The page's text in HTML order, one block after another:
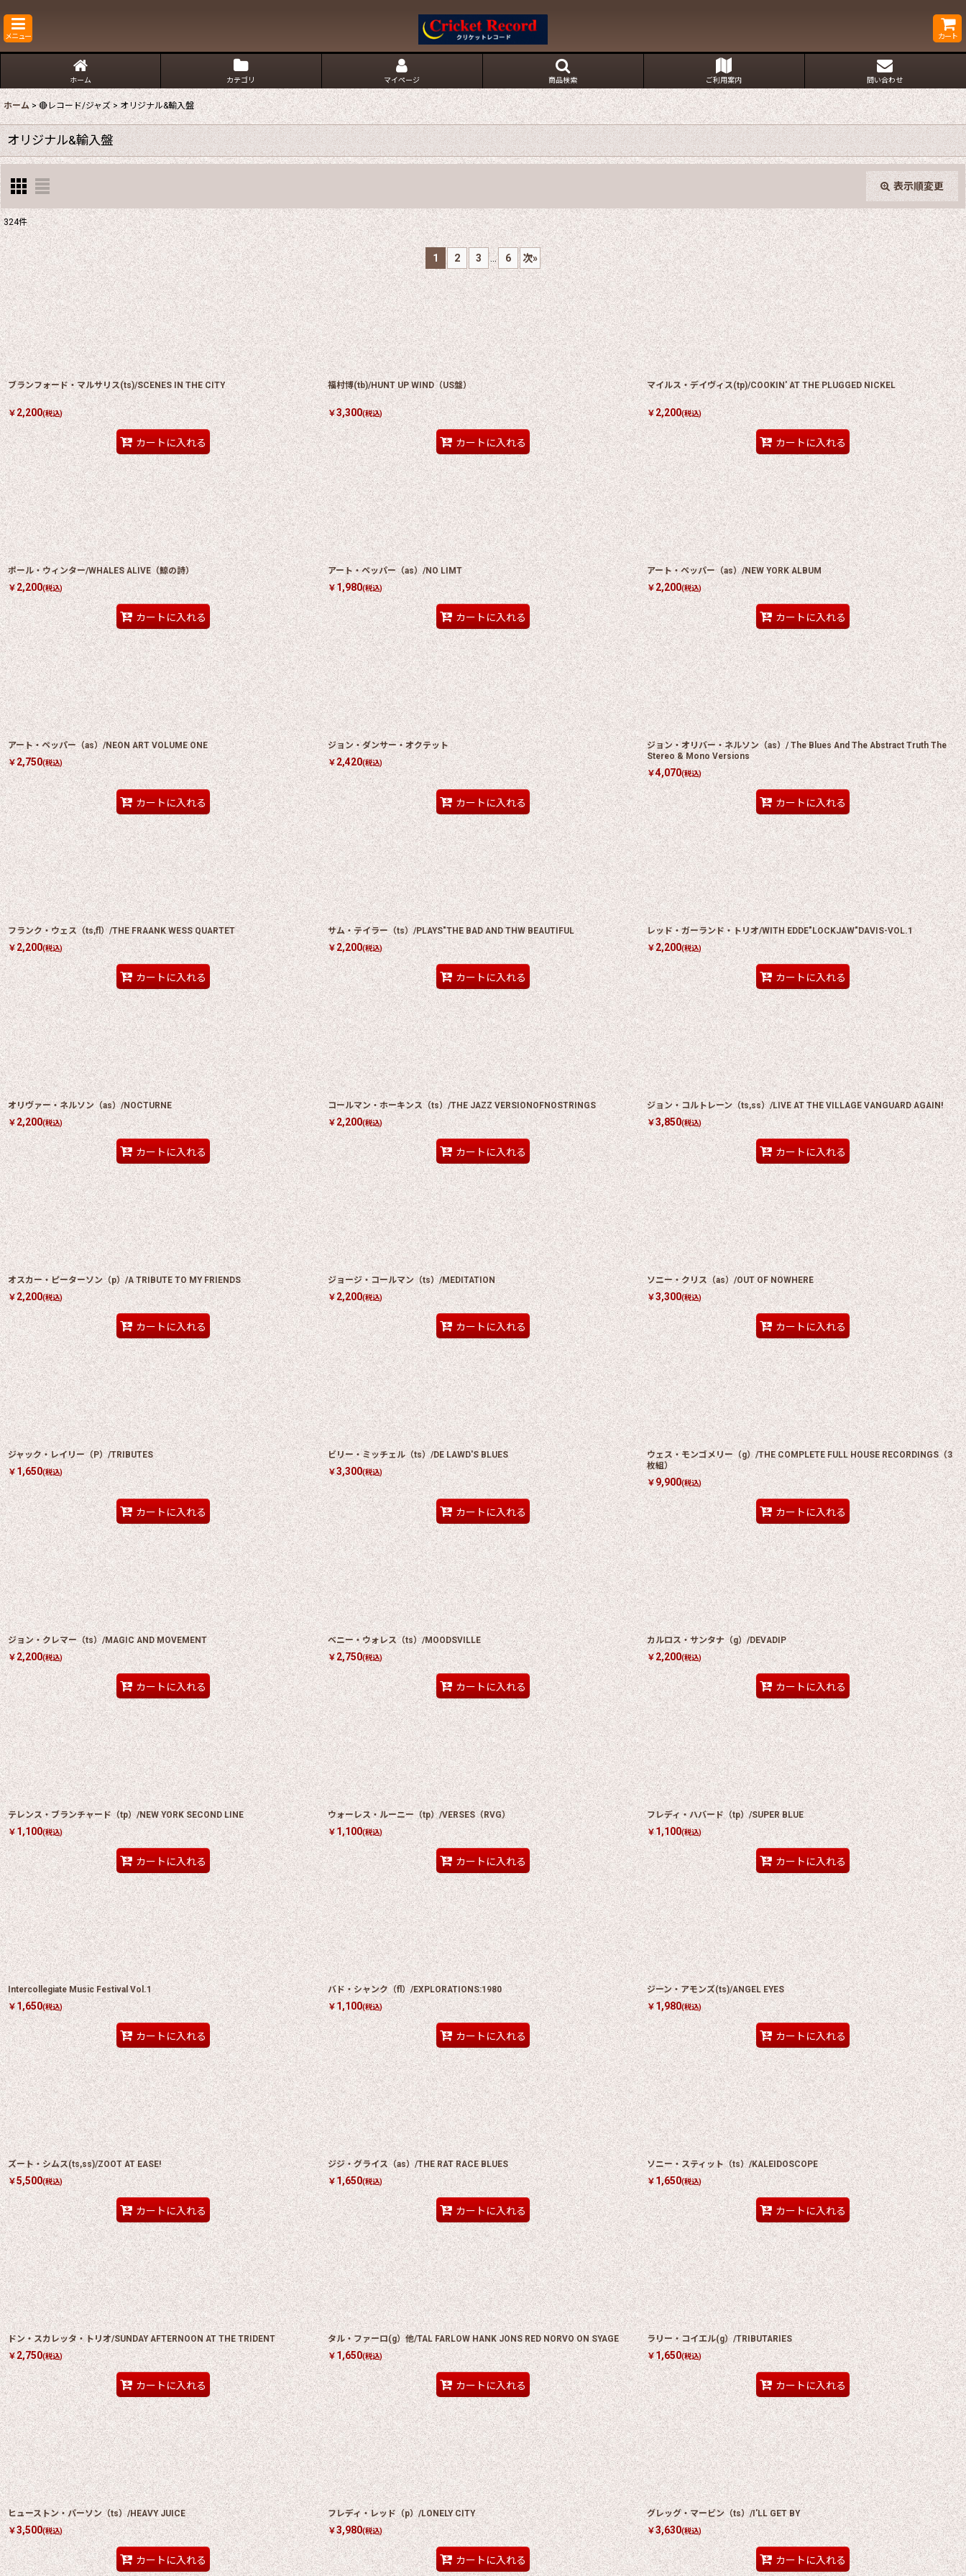
メニュー カート
ホーム カテゴリ マイページ 商品検索 ご利用案内 問い合わせ
ホーム > 🔴レコード/ジャズ > オリジナル&輸入盤
オリジナル&輸入盤
表示順変更
表示数:
並び順:
絞り込む
閉じる
324件
1 2 3 ... 6 次»
ブランフォード・マルサリス(ts)/SCENES IN THE CITY
￥ 2,200(税込)
カートに入れる
福村博(tb)/HUNT UP WIND（US盤）
￥3,300(税込)
カートに入れる
マイルス・デイヴィス(tp)/COOKIN' AT THE PLUGGED NICKEL
￥2,200(税込)
カートに入れる
ポール・ウィンター/WHALES ALIVE（鯨の詩）
￥2,200(税込)
カートに入れる
アート・ペッパー（as）/NO LIMT
￥1,980(税込)
カートに入れる
アート・ペッパー（as）/NEW YORK ALBUM
￥2,200(税込)
カートに入れる
アート・ペッパー（as）/NEON ART VOLUME ONE
￥2,750(税込)
カートに入れる
ジョン・ダンサー・オクテット
￥2,420(税込)
カートに入れる
ジョン・オリバー・ネルソン（as）/ The Blues And The Abstract Truth The
Stereo & Mono Versions
￥4,070(税込)
カートに入れる
フランク・ウェス（ts,fl）/THE FRAANK WESS QUARTET
￥2,200(税込)
カートに入れる
サム・テイラー（ts）/PLAYS"THE BAD AND THW BEAUTIFUL
￥2,200(税込)
カートに入れる
レッド・ガーランド・トリオ/WITH EDDE"LOCKJAW"DAVIS-VOL.1
￥2,200(税込)
カートに入れる
オリヴァー・ネルソン（as）/NOCTURNE
￥ 2,200(税込)
カートに入れる
コールマン・ホーキンス（ts）/THE JAZZ VERSIONOFNOSTRINGS
￥2,200(税込)
カートに入れる
ジョン・コルトレーン（ts,ss）/LIVE AT THE VILLAGE VANGUARD AGAIN!
￥3,850(税込)
カートに入れる
オスカー・ピーターソン（p）/A TRIBUTE TO MY FRIENDS
￥2,200(税込)
カートに入れる
ジョージ・コールマン（ts）/MEDITATION
￥2,200(税込)
カートに入れる
ソニー・クリス（as）/OUT OF NOWHERE
￥3,300(税込)
カートに入れる
ジャック・レイリー（P）/TRIBUTES
￥1,650(税込)
カートに入れる
ビリー・ミッチェル（ts）/DE LAWD'S BLUES
￥3,300(税込)
カートに入れる
ウェス・モンゴメリー（g）/THE COMPLETE FULL HOUSE RECORDINGS（3
枚組）
￥9,900(税込)
カートに入れる
ジョン・クレマー（ts）/MAGIC AND MOVEMENT
￥2,200(税込)
カートに入れる
ベニー・ウォレス（ts）/MOODSVILLE
￥2,750(税込)
カートに入れる
カルロス・サンタナ（g）/DEVADIP
￥2,200(税込)
カートに入れる
テレンス・ブランチャード（tp）/NEW YORK SECOND LINE
￥ 1,100(税込)
カートに入れる
ウォーレス・ルーニー（tp）/VERSES（RVG）
￥1,100(税込)
カートに入れる
フレディ・ハバード（tp）/SUPER BLUE
￥1,100(税込)
カートに入れる
Intercollegiate Music Festival Vol.1
￥1,650(税込)
カートに入れる
バド・シャンク（fl）/EXPLORATIONS:1980
￥1,100(税込)
カートに入れる
ジーン・アモンズ(ts)/ANGEL EYES
￥1,980(税込)
カートに入れる
ズート・シムス(ts,ss)/ZOOT AT EASE!
￥5,500(税込)
カートに入れる
ジジ・グライス（as）/THE RAT RACE BLUES
￥1,650(税込)
カートに入れる
ソニー・スティット（ts）/KALEIDOSCOPE
￥1,650(税込)
カートに入れる
ドン・スカレッタ・トリオ/SUNDAY AFTERNOON AT THE TRIDENT
￥2,750(税込)
カートに入れる
タル・ファーロ(g）他/TAL FARLOW HANK JONS RED NORVO ON SYAGE
￥ 1,650(税込)
カートに入れる
ラリー・コイエル(g）/TRIBUTARIES
￥1,650(税込)
カートに入れる
ヒューストン・パーソン（ts）/HEAVY JUICE
￥3,500(税込)
カートに入れる
フレディ・レッド（p）/LONELY CITY
￥3,980(税込)
カートに入れる
グレッグ・マービン（ts）/I'LL GET BY
￥3,630(税込)
カートに入れる